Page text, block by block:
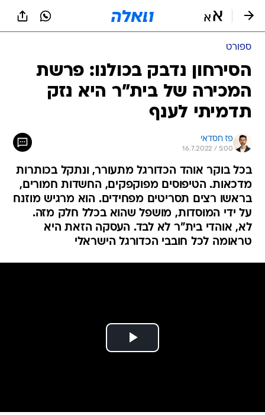
ספורט
הסירחון נדבק בכולנו: פרשת
המכירה של בית"ר היא נזק
תדמיתי לענף
פז חסדאי
16.7.2022 / 5:00
בכל בוקר אוהד הכדורגל מתעורר, ונתקל בכותרות
מדכאות. הטיפוסים מפוקפקים, החשדות חמורים,
בראשו רצים תסריטים מפחידים. הוא מרגיש מוזנח
על ידי המוסדות, מושפל שהוא בכלל חלק מזה.
לא, אוהדי בית"ר לא לבד. העסקה הזאת היא
טראומה לכל חובבי הכדורגל הישראלי